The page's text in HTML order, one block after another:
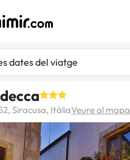
dates del viatge
Siracusa, ItàliaVeure al mapa